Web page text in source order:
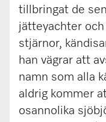
tillbringat de
jätteyachter
stjärnor,
han vägrar att
namn som alla
aldrig kommer
osannolika